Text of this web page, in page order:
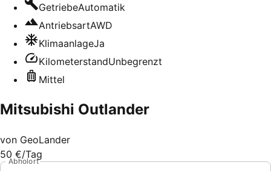
GetriebeAutomatik
AntriebsartAWD
KlimaanlageJa
KilometerstandUnbegrenzt
Mittel
Mitsubishi Outlander
von GeoLander
50 €/Tag
Abholort